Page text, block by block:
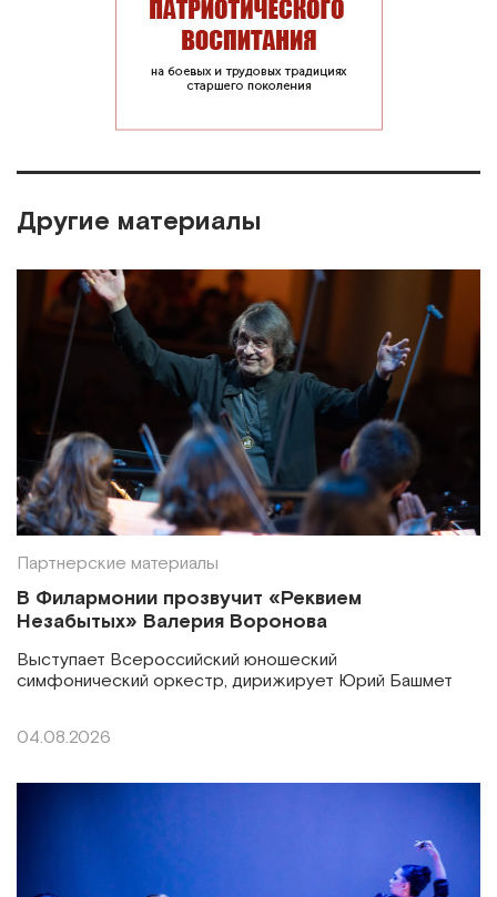
Другие материалы
Партнерские материалы
В Филармонии прозвучит «Реквием
Незабытых» Валерия Воронова
Выступает Всероссийский юношеский
симфонический оркестр, дирижирует Юрий Башмет
04.08.2026